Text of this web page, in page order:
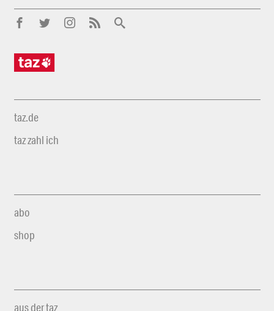
taz.de
taz zahl ich
abo
shop
aus der taz